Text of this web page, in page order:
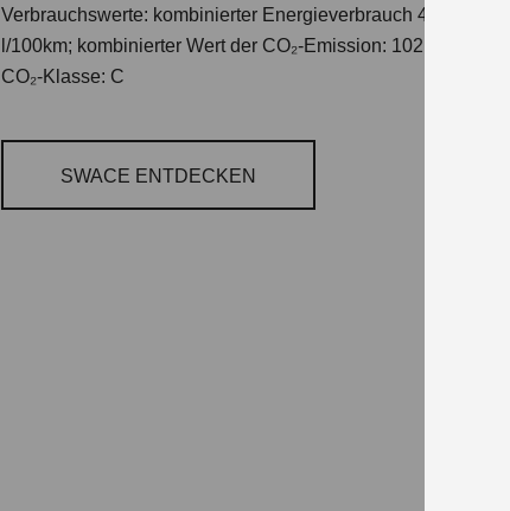
Verbrauchswerte: kombinierter Energieverbrauch 4,5
l/100km; kombinierter Wert der CO₂-Emission: 102 g/km;
CO₂-Klasse: C
SWACE ENTDECKEN